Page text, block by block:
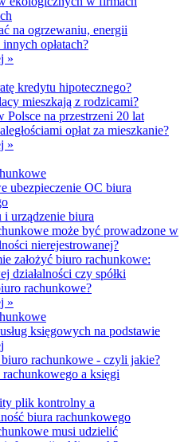
na ogrzewaniu, energii
opłatach?
»
kredytu hipotecznego?
mieszkają z rodzicami?
Polsce na przestrzeni 20 lat
opłat za mieszkanie?
»
ubezpieczenie OC biura
urządzenie biura
może być prowadzone w
nierejestrowanej?
założyć biuro rachunkowe:
działalności czy spółki
rachunkowe?
»
księgowych na podstawie
rachunkowe - czyli jakie?
a księgi
plik kontrolny a
biura rachunkowego
musi udzielić